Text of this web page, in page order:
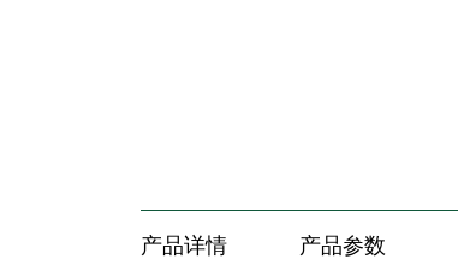
产品详情 产品参数